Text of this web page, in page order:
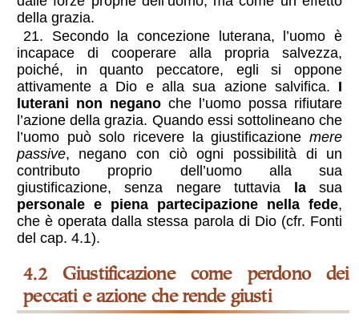
della grazia.
21. Secondo la concezione luterana, l’uomo è
incapace di cooperare alla propria salvezza,
poiché, in quanto peccatore, egli si oppone
attivamente a Dio e alla sua azione salvifica. I
luterani non neganoche l’uomo possa rifiutare
l’azione della grazia. Quando essi sottolineano che
l’uomo può solo ricevere la giustificazionemere
passive, negano con ciò ogni possibilità di un
contributo proprio dell’uomo alla sua
giustificazione, senza negare tuttavia lasua
personale e piena partecipazione nella fede,
che è operata dalla stessa parola di Dio (cfr. Fonti
del cap. 4.1).
4.2 Giustificazione come perdono dei
peccati e azione che rende giusti